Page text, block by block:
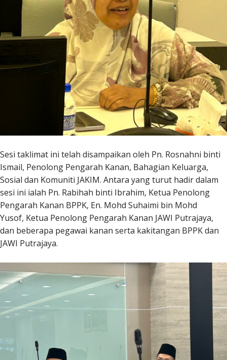
Sesi taklimat ini telah disampaikan oleh Pn. Rosnahni binti
Ismail, Penolong Pengarah Kanan, Bahagian Keluarga,
Sosial dan Komuniti JAKIM. Antara yang turut hadir dalam
sesi ini ialah Pn. Rabihah binti Ibrahim, Ketua Penolong
Pengarah Kanan BPPK, En. Mohd Suhaimi bin Mohd
Yusof, Ketua Penolong Pengarah Kanan JAWI Putrajaya,
dan beberapa pegawai kanan serta kakitangan BPPK dan
JAWI Putrajaya.